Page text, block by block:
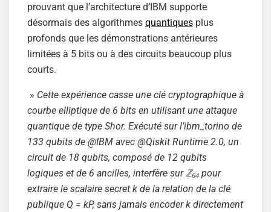
prouvant que l’architecture d’IBM supporte
désormais des algorithmes quantiques plus
profonds que les démonstrations antérieures
limitées à 5 bits ou à des circuits beaucoup plus
courts.
» Cette expérience casse une clé cryptographique à
courbe elliptique de 6 bits en utilisant une attaque
quantique de type Shor. Exécuté sur l’ibm_torino de
133 qubits de @IBM avec @Qiskit Runtime 2.0, un
circuit de 18 qubits, composé de 12 qubits
logiques et de 6 ancilles, interfère sur ℤ₆₄ pour
extraire le scalaire secret k de la relation de la clé
publique Q = kP, sans jamais encoder k directement